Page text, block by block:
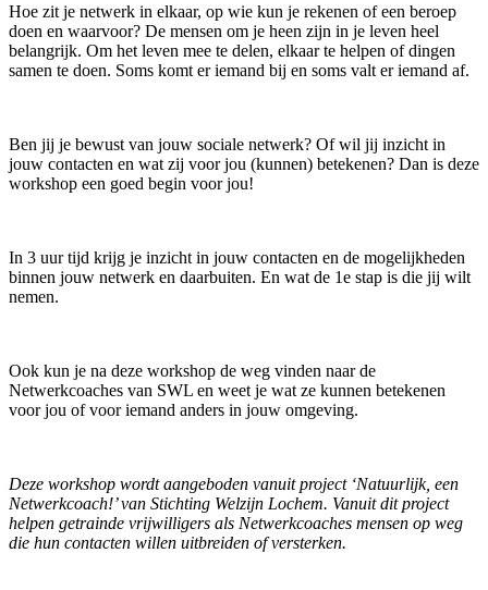
Hoe zit je netwerk in elkaar, op wie kun je rekenen of een beroep
doen en waarvoor? De mensen om je heen zijn in je leven heel
belangrijk. Om het leven mee te delen, elkaar te helpen of dingen
samen te doen. Soms komt er iemand bij en soms valt er iemand af.
Ben jij je bewust van jouw sociale netwerk? Of wil jij inzicht in
jouw contacten en wat zij voor jou (kunnen) betekenen? Dan is deze
workshop een goed begin voor jou!
In 3 uur tijd krijg je inzicht in jouw contacten en de mogelijkheden
binnen jouw netwerk en daarbuiten. En wat de 1e stap is die jij wilt
nemen.
Ook kun je na deze workshop de weg vinden naar de
Netwerkcoaches van SWL en weet je wat ze kunnen betekenen
voor jou of voor iemand anders in jouw omgeving.
Deze workshop wordt aangeboden vanuit project ‘Natuurlijk, een
Netwerkcoach!’ van Stichting Welzijn Lochem. Vanuit dit project
helpen getrainde vrijwilligers als Netwerkcoaches mensen op weg
die hun contacten willen uitbreiden of versterken.